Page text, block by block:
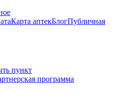
Карта аптекБлогПубличная
пункт
программа